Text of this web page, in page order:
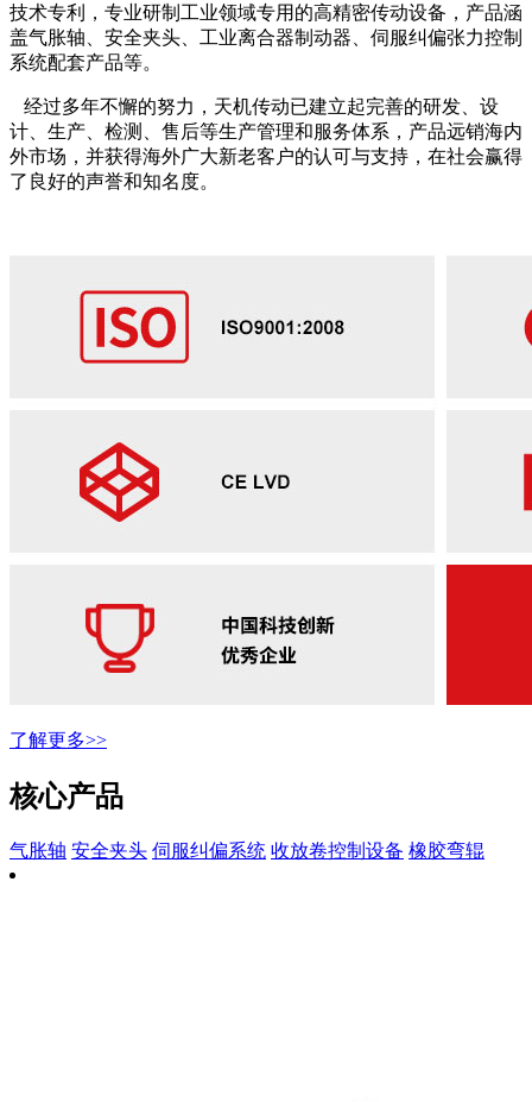
技术专利，专业研制工业领域专用的高精密传动设备，产品涵
盖气胀轴、安全夹头、工业离合器制动器、伺服纠偏张力控制
系统配套产品等。
经过多年不懈的努力，天机传动已建立起完善的研发、设
计、生产、检测、售后等生产管理和服务体系，产品远销海内
外市场，并获得海外广大新老客户的认可与支持，在社会赢得
了良好的声誉和知名度。
了解更多>>
核心产品
气胀轴 安全夹头 伺服纠偏系统 收放卷控制设备 橡胶弯辊